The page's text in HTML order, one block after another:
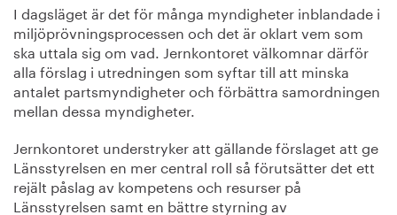
I dagsläget är det för många myndigheter inblandade i
miljöprövningsprocessen och det är oklart vem som
ska uttala sig om vad. Jernkontoret välkomnar därför
alla förslag i utredningen som syftar till att minska
antalet partsmyndigheter och förbättra samordningen
mellan dessa myndigheter.
Jernkontoret understryker att gällande förslaget att ge
Länsstyrelsen en mer central roll så förutsätter det ett
rejält påslag av kompetens och resurser på
Länsstyrelsen samt en bättre styrning av